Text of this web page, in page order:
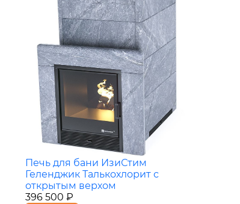
Печь для бани ИзиСтим
Геленджик Талькохлорит с
открытым верхом
396 500 ₽